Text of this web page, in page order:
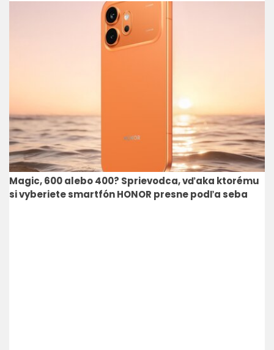
Magic, 600 alebo 400? Sprievodca, vďaka ktorému
si vyberiete smartfón HONOR presne podľa seba